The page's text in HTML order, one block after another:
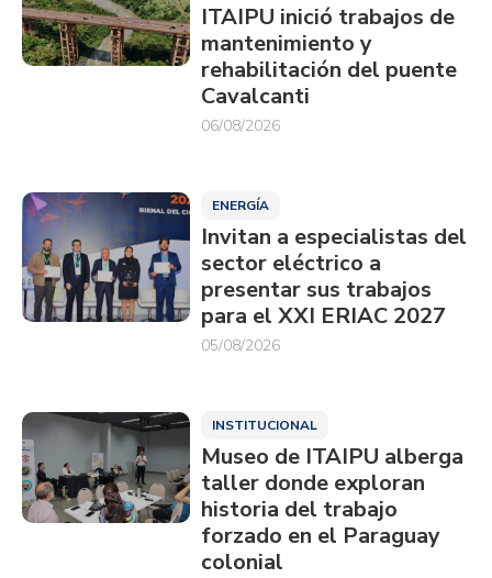
ITAIPU inició trabajos de
mantenimiento y
rehabilitación del puente
Cavalcanti
06/08/2026
ENERGÍA
Invitan a especialistas del
sector eléctrico a
presentar sus trabajos
para el XXI ERIAC 2027
05/08/2026
INSTITUCIONAL
Museo de ITAIPU alberga
taller donde exploran
historia del trabajo
forzado en el Paraguay
colonial